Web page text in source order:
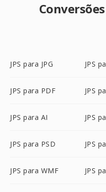
JPS para JPG JPS
JPS para PDF JPS
JPS para AI JPS
JPS para PSD JPS
JPS para WMF JPS